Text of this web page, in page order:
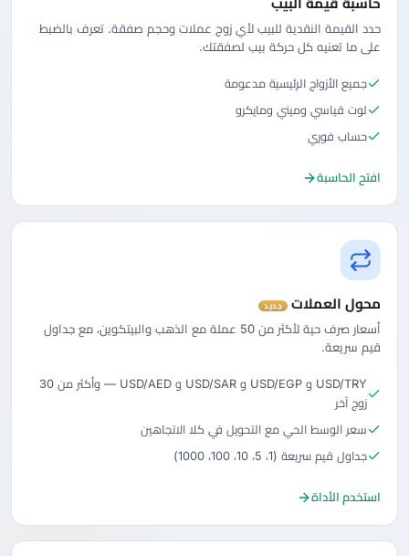
حدد القيمة النقدية للبيب لأي زوج عملات وحجم صفقة. تعرف بالضبط
على ما تعنيه كل حركة بيب لصفقتك.
جميع الأزواج الرئيسية مدعومة
لوت قياسي وميني ومايكرو
حساب فوري
افتح الحاسبة
محول العملات جديد
أسعار صرف حية لأكثر من 50 عملة مع الذهب والبيتكوين، مع جداول
قيم سريعة.
USD/TRY و USD/EGP و USD/SAR و USD/AED — وأكثر من 30
زوج آخر
سعر الوسط الحي مع التحويل في كلا الاتجاهين
جداول قيم سريعة (1، 5، 10، 100، 1000)
استخدم الأداة